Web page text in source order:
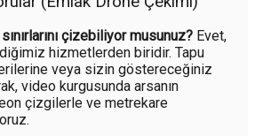
çizebiliyor musunuz? Evet,
hizmetlerden biridir. Tapu
veya sizin göstereceğiniz
video kurgusunda arsanın
çizgilerle ve metrekare